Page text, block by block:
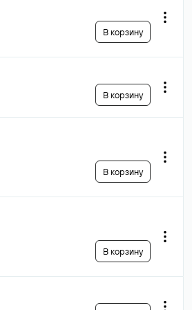
В корзину
В корзину
В корзину
В корзину